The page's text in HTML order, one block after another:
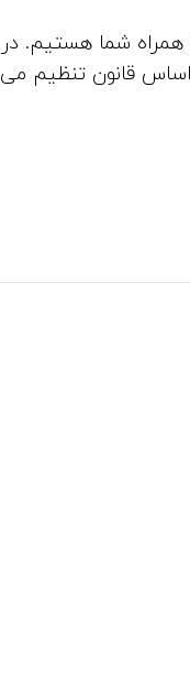
همراه شما هستیم. در
قانون تنظیم می